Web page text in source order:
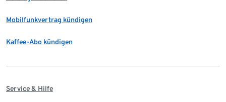
Mobilfunkvertrag kündigen
Kaffee-Abo kündigen
Service & Hilfe